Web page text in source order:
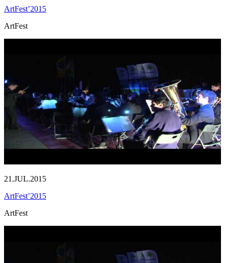
ArtFest’2015
ArtFest
21.JUL.2015
ArtFest’2015
ArtFest